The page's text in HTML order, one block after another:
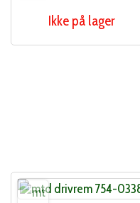
Ikke på lager